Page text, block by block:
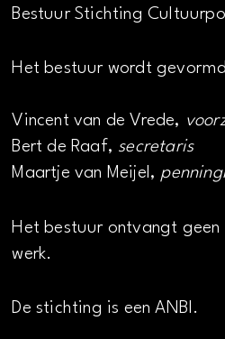
Bestuur Stichting
Het bestuur wordt
Vincent van de Vrede,
Bert de Raaf, secretaris
Maartje van Meijel,
Het bestuur ontvangt geen
werk.
De stichting is een ANBI.